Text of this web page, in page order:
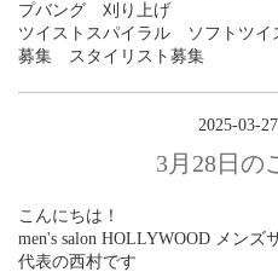
プバング 刈り上げ
ツイストスパイラル ソフトツ
募集 スタイリスト募集
2025-03-
3月28日の
こんにちは！
men's salon HOLLYWOOD メン
代表の西村です